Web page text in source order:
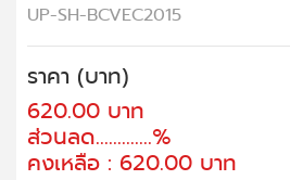
UP-SH-BCVEC2015
ราคา (บาท)
620.00 บาท
ส่วนลด.............%
คงเหลือ : 620.00 บาท